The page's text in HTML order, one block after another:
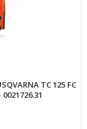
TC 125 FC